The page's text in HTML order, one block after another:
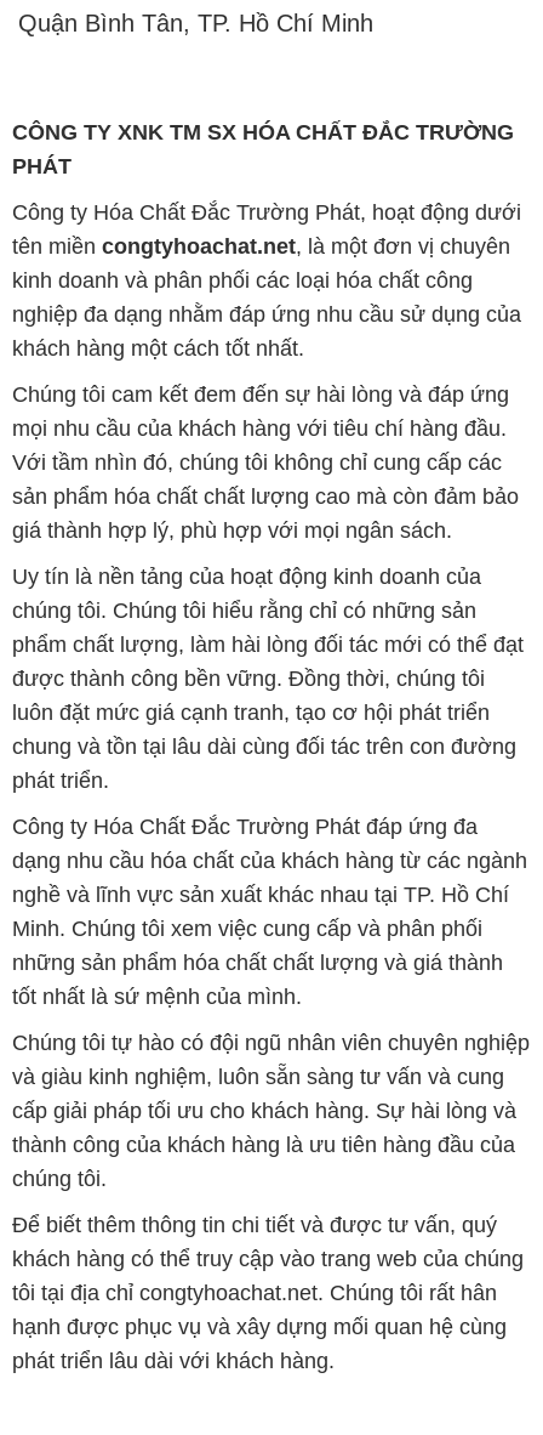
Quận Bình Tân, TP. Hồ Chí Minh
CÔNG TY XNK TM SX HÓA CHẤT ĐẮC TRƯỜNG
PHÁT
Công ty Hóa Chất Đắc Trường Phát, hoạt động dưới
tên miền congtyhoachat.net, là một đơn vị chuyên
kinh doanh và phân phối các loại hóa chất công
nghiệp đa dạng nhằm đáp ứng nhu cầu sử dụng của
khách hàng một cách tốt nhất.
Chúng tôi cam kết đem đến sự hài lòng và đáp ứng
mọi nhu cầu của khách hàng với tiêu chí hàng đầu.
Với tầm nhìn đó, chúng tôi không chỉ cung cấp các
sản phẩm hóa chất chất lượng cao mà còn đảm bảo
giá thành hợp lý, phù hợp với mọi ngân sách.
Uy tín là nền tảng của hoạt động kinh doanh của
chúng tôi. Chúng tôi hiểu rằng chỉ có những sản
phẩm chất lượng, làm hài lòng đối tác mới có thể đạt
được thành công bền vững. Đồng thời, chúng tôi
luôn đặt mức giá cạnh tranh, tạo cơ hội phát triển
chung và tồn tại lâu dài cùng đối tác trên con đường
phát triển.
Công ty Hóa Chất Đắc Trường Phát đáp ứng đa
dạng nhu cầu hóa chất của khách hàng từ các ngành
nghề và lĩnh vực sản xuất khác nhau tại TP. Hồ Chí
Minh. Chúng tôi xem việc cung cấp và phân phối
những sản phẩm hóa chất chất lượng và giá thành
tốt nhất là sứ mệnh của mình.
Chúng tôi tự hào có đội ngũ nhân viên chuyên nghiệp
và giàu kinh nghiệm, luôn sẵn sàng tư vấn và cung
cấp giải pháp tối ưu cho khách hàng. Sự hài lòng và
thành công của khách hàng là ưu tiên hàng đầu của
chúng tôi.
Để biết thêm thông tin chi tiết và được tư vấn, quý
khách hàng có thể truy cập vào trang web của chúng
tôi tại địa chỉ congtyhoachat.net. Chúng tôi rất hân
hạnh được phục vụ và xây dựng mối quan hệ cùng
phát triển lâu dài với khách hàng.